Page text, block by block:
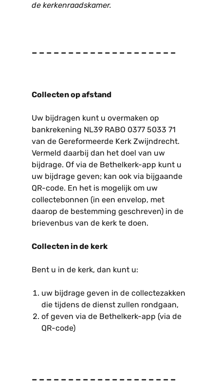
de kerkenraadskamer.
– – – – – – – – – – – – – – – – – – – –
Collecten op afstand
Uw bijdragen kunt u overmaken op
bankrekening NL39 RABO 0377 5033 71
van de Gereformeerde Kerk Zwijndrecht.
Vermeld daarbij dan het doel van uw
bijdrage. Of via de Bethelkerk-app kunt u
uw bijdrage geven; kan ook via bijgaande
QR-code. En het is mogelijk om uw
collectebonnen (in een envelop, met
daarop de bestemming geschreven) in de
brievenbus van de kerk te doen.
Collecten in de kerk
Bent u in de kerk, dan kunt u:
uw bijdrage geven in de collectezakken
die tijdens de dienst zullen rondgaan,
of geven via de Bethelkerk-app (via de
QR-code)
– – – – – – – – – – – – – – – – – – – –